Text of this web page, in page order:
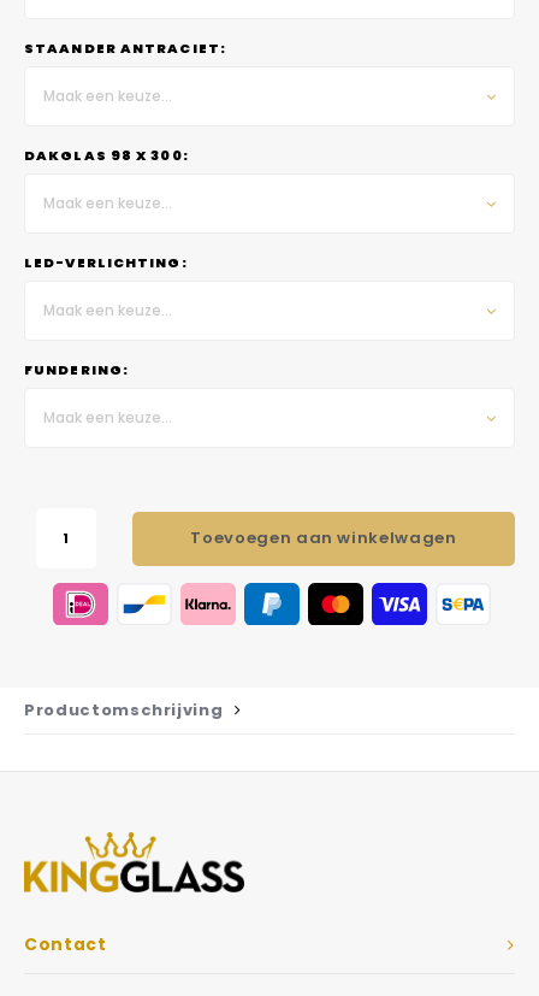
STAANDER ANTRACIET:
Maak een keuze...
DAKGLAS 98 X 300:
Maak een keuze...
LED-VERLICHTING:
Maak een keuze...
FUNDERING:
Maak een keuze...
Toevoegen aan winkelwagen
Productomschrijving
Contact